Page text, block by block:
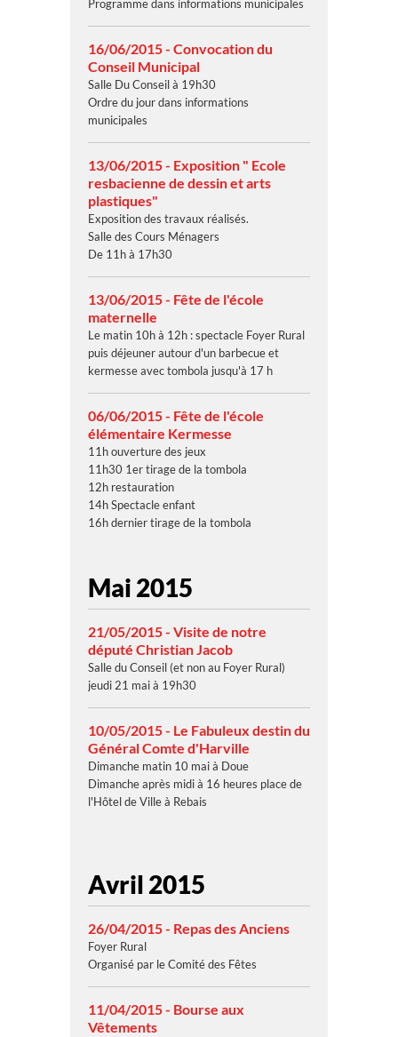
Programme dans informations municipales
16/06/2015 - Convocation du
Conseil Municipal
Salle Du Conseil à 19h30
Ordre du jour dans informations
municipales
13/06/2015 - Exposition " Ecole
resbacienne de dessin et arts
plastiques"
Exposition des travaux réalisés.
Salle des Cours Ménagers
De 11h à 17h30
13/06/2015 - Fête de l'école
maternelle
Le matin 10h à 12h : spectacle Foyer Rural
puis déjeuner autour d'un barbecue et
kermesse avec tombola jusqu'à 17 h
06/06/2015 - Fête de l'école
élémentaire Kermesse
11h ouverture des jeux
11h30 1er tirage de la tombola
12h restauration
14h Spectacle enfant
16h dernier tirage de la tombola
Mai 2015
21/05/2015 - Visite de notre
député Christian Jacob
Salle du Conseil (et non au Foyer Rural)
jeudi 21 mai à 19h30
10/05/2015 - Le Fabuleux destin du
Général Comte d'Harville
Dimanche matin 10 mai à Doue
Dimanche après midi à 16 heures place de
l'Hôtel de Ville à Rebais
Avril 2015
26/04/2015 - Repas des Anciens
Foyer Rural
Organisé par le Comité des Fêtes
11/04/2015 - Bourse aux
Vêtements